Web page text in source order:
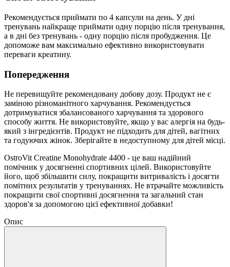
Рекомендується приймати по 4 капсули на день. У дні
тренувань найкраще приймати одну порцію після тренування,
а в дні без тренувань - одну порцію після пробудження. Це
допоможе вам максимально ефективно використовувати
переваги креатину.
Попередження
Не перевищуйте рекомендовану добову дозу. Продукт не є
заміною різноманітного харчування. Рекомендується
дотримуватися збалансованого харчування та здорового
способу життя. Не використовуйте, якщо у вас алергія на будь-
який з інгредієнтів. Продукт не підходить для дітей, вагітних
та годуючих жінок. Зберігайте в недоступному для дітей місці.
OstroVit Creatine Monohydrate 4400 - це ваш надійний
помічник у досягненні спортивних цілей. Використовуйте
його, щоб збільшити силу, покращити витривалість і досягти
помітних результатів у тренуваннях. Не втрачайте можливість
покращити свої спортивні досягнення та загальний стан
здоров'я за допомогою цієї ефективної добавки!
Опис